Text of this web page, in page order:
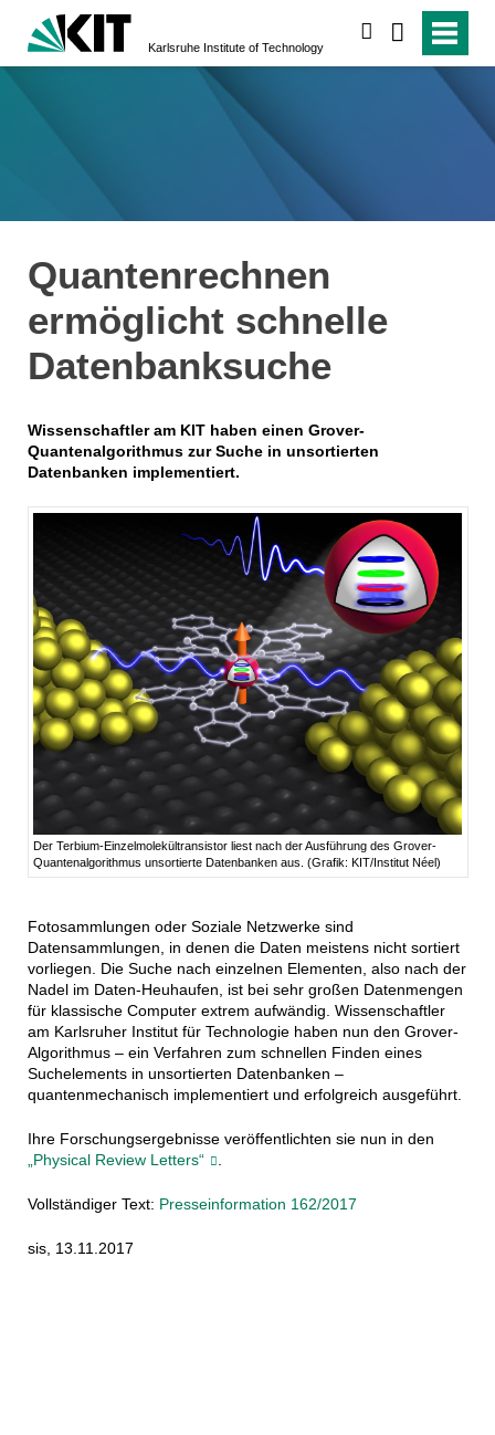
Karlsruhe Institute of Technology
Quantenrechnen
ermöglicht schnelle
Datenbanksuche
Wissenschaftler am KIT haben einen Grover-
Quantenalgorithmus zur Suche in unsortierten
Datenbanken implementiert.
Der Terbium-Einzelmolekültransistor liest nach der Ausführung des Grover-
Quantenalgorithmus unsortierte Datenbanken aus. (Grafik: KIT/Institut Néel)
Fotosammlungen oder Soziale Netzwerke sind
Datensammlungen, in denen die Daten meistens nicht sortiert
vorliegen. Die Suche nach einzelnen Elementen, also nach der
Nadel im Daten-Heuhaufen, ist bei sehr großen Datenmengen
für klassische Computer extrem aufwändig. Wissenschaftler
am Karlsruher Institut für Technologie haben nun den Grover-
Algorithmus – ein Verfahren zum schnellen Finden eines
Suchelements in unsortierten Datenbanken –
quantenmechanisch implementiert und erfolgreich ausgeführt.
Ihre Forschungsergebnisse veröffentlichten sie nun in den
„Physical Review Letters“
Vollständiger Text: Presseinformation 162/2017
sis, 13.11.2017